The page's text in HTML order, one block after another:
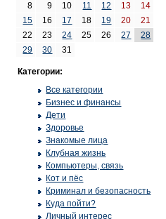
8
9 10 11 12 13
14
15
16 17 18 19 20
21
22
23 24 25 26 27
28
29
30 31
Категории:
Все категории
Бизнес и финансы
Дети
Здоровье
Знакомые лица
Клубная жизнь
Компьютеры, связь
Кот и пёс
Криминал и безопасность
Куда пойти?
Личный интерес